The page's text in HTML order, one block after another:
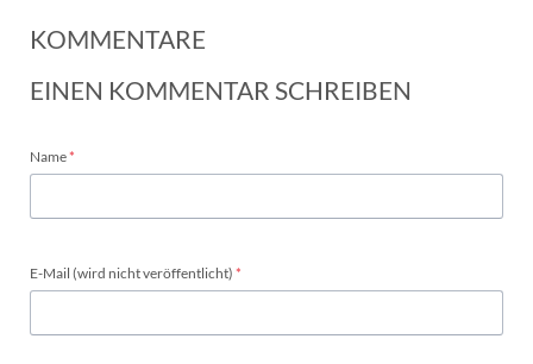
KOMMENTARE
EINEN KOMMENTAR SCHREIBEN
Pflichtfeld
Name*
Pflichtfeld
E-Mail (wird nicht veröffentlicht) *